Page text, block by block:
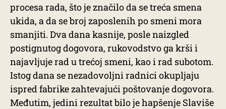
procesa rada, što je značilo da se treća smena
ukida, a da se broj zaposlenih po smeni mora
smanjiti. Dva dana kasnije, posle naizgled
postignutog dogovora, rukovodstvo ga krši i
najavljuje rad u trećoj smeni, kao i rad subotom.
Istog dana se nezadovoljni radnici okupljaju
ispred fabrike zahtevajući poštovanje dogovora.
Međutim, jedini rezultat bilo je hapšenje Slaviše